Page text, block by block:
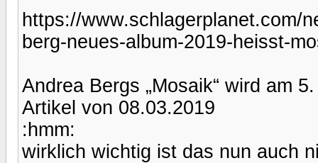
https://www.schlagerplanet.com/
berg-neues-album-2019-heisst-
Andrea Bergs „Mosaik“ wird am
Artikel von 08.03.2019
:hmm:
wirklich wichtig ist das nun auch